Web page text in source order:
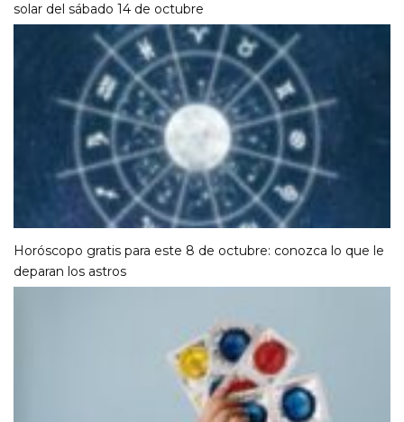
solar del sábado 14 de octubre
Horóscopo gratis para este 8 de octubre: conozca lo que le
deparan los astros